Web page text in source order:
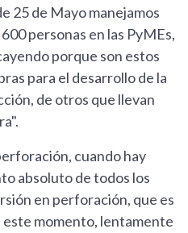
25 de Mayo manejamos
personas en las PyMEs,
porque son estos
para el desarrollo de la
de otros que llevan
cuando hay
absoluto de todos los
en perforación, que es
momento, lentamente